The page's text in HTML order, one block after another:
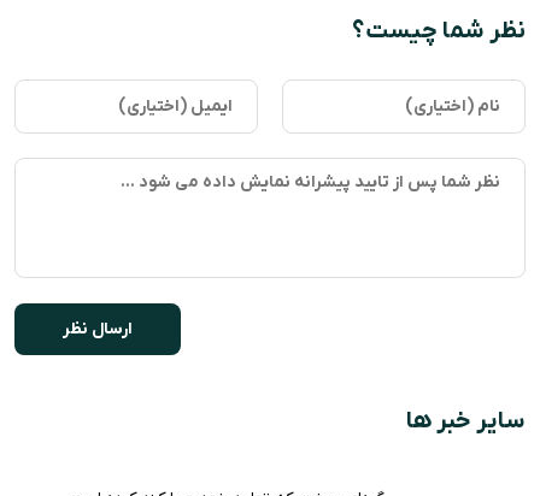
نظر شما چیست؟
سایر خبر ها